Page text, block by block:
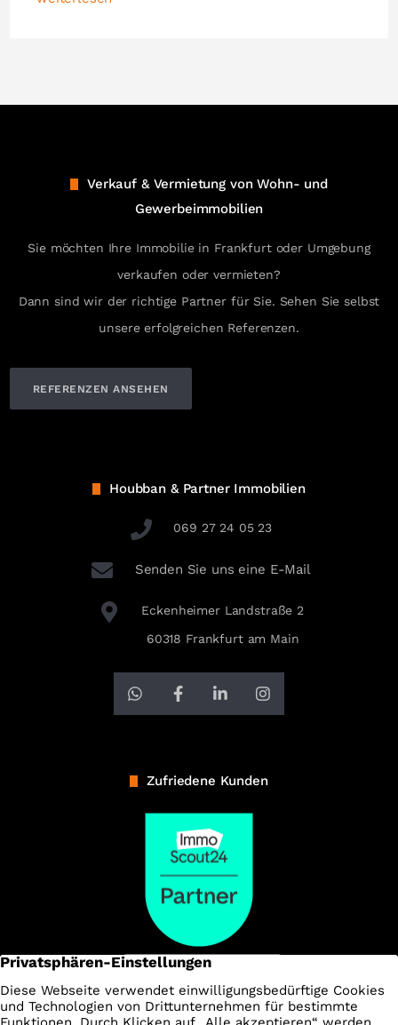
Verkauf & Vermietung von Wohn- und
Gewerbeimmobilien
Sie möchten Ihre Immobilie in Frankfurt oder Umgebung
verkaufen oder vermieten?
Dann sind wir der richtige Partner für Sie. Sehen Sie selbst
unsere erfolgreichen Referenzen.
REFERENZEN ANSEHEN
Houbban & Partner Immobilien
069 27 24 05 23
Senden Sie uns eine E-Mail
Eckenheimer Landstraße 2
60318 Frankfurt am Main
Zufriedene Kunden